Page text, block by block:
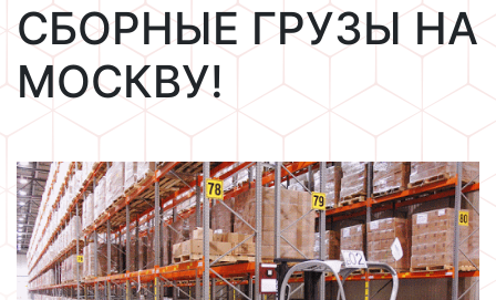
СБОРНЫЕ ГРУЗЫ НА
МОСКВУ!